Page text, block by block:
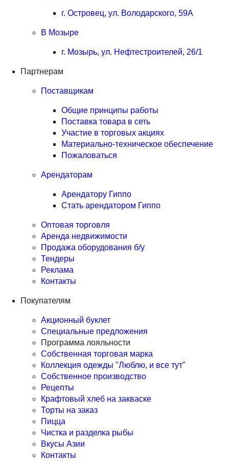
г. Островец, ул. Володарского, 59А
В Мозыре
г. Мозырь, ул. Нефтестроителей, 26/1
Партнерам
Поставщикам
Общие принципы работы
Поставка товара в сеть
Участие в торговых акциях
Материально-техническое обеспечение
Пожаловаться
Арендаторам
Арендатору Гиппо
Стать арендатором Гиппо
Оптовая торговля
Аренда недвижимости
Продажа оборудования б/у
Тендеры
Реклама
Контакты
Покупателям
Акционный буклет
Специальные предложения
Программа лояльности
Собственная торговая марка
Коллекция одежды "Люблю, и все тут"
Собственное производство
Рецепты
Крафтовый хлеб на закваске
Торты на заказ
Пицца
Чистка и разделка рыбы
Вкусы Азии
Контакты